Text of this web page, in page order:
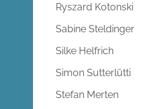
Ryszard Kotonski
Sabine Steldinger
Silke Helfrich
Simon Sutterlütti
Stefan Merten